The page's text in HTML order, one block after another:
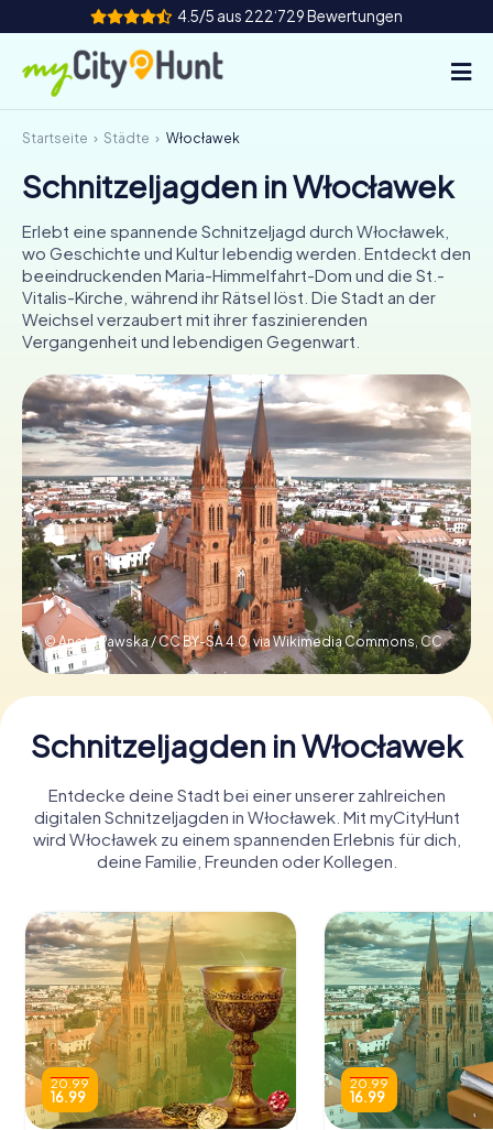
4.5/5 aus 222‘729 Bewertungen
So funktioniert's
Städte
Touren
Teamevent
Tickets
INT AT CH
DE
ES
FR
IE
IT
NL
Tickets buchen
Gutscheine bestellen
Startseite Städte Włocławek
Schnitzeljagden in Włocławek
Erlebt eine spannende Schnitzeljagd durch Włocławek,
wo Geschichte und Kultur lebendig werden. Entdeckt den
beeindruckenden Maria-Himmelfahrt-Dom und die St.-
Vitalis-Kirche, während ihr Rätsel löst. Die Stadt an der
Weichsel verzaubert mit ihrer faszinierenden
Vergangenheit und lebendigen Gegenwart.
© Aneta Pawska / CC BY-SA 4.0, via Wikimedia Commons,CC
BY-SA 4.0
Schnitzeljagden in Włocławek
Entdecke deine Stadt bei einer unserer zahlreichen
digitalen Schnitzeljagden in Włocławek. Mit myCityHunt
wird Włocławek zu einem spannenden Erlebnis für dich,
deine Familie, Freunden oder Kollegen.
20.99
16.99
20.99
16.99